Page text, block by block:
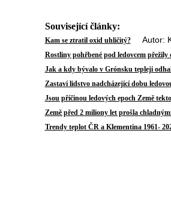
Související články:
Kam se ztratil oxid uhličitý?Autor:
Rostliny pohřbené pod ledovcem
Jak a kdy bývalo v Grónsku tepleji
Zastaví lidstvo nadcházející dobu
Jsou příčinou ledových epoch Země
Země před 2 miliony let prošla
Trendy teplot ČR a Klementina 1961-